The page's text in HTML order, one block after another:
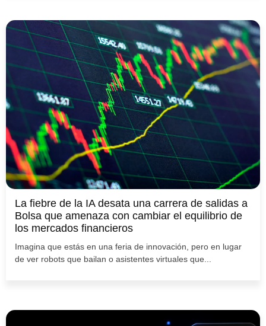
La fiebre de la IA desata una carrera de salidas a
Bolsa que amenaza con cambiar el equilibrio de
los mercados financieros
Imagina que estás en una feria de innovación, pero en lugar
de ver robots que bailan o asistentes virtuales que...